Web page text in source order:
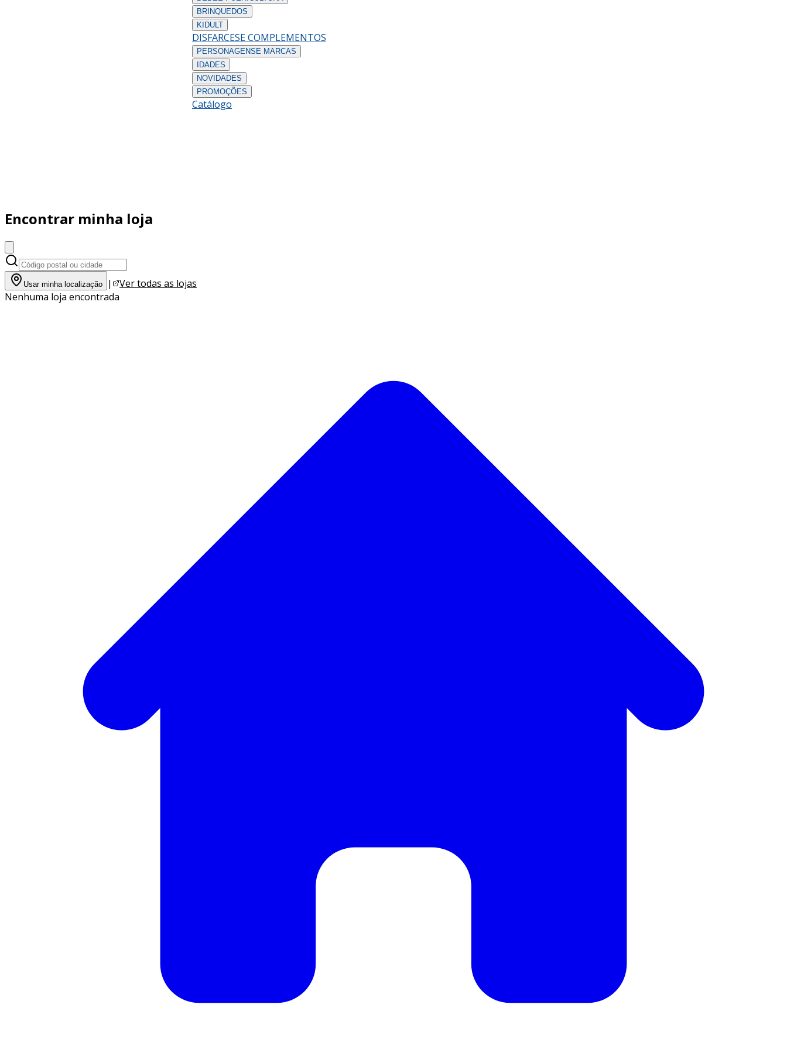
BRINQUEDOS
KIDULT
DISFARCESE COMPLEMENTOS
PERSONAGENS E MARCAS
IDADES
NOVIDADES
PROMOÇÕES
Catálogo
Encontrar minha loja
Usar minha localização |
Ver todas as lojas
Nenhuma loja encontrada